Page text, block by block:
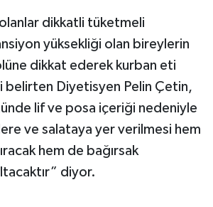
olanlar dikkatli tüketmeli
yüksekliği olan bireylerin
dikkat ederek kurban eti
Diyetisyen Pelin Çetin,
lif ve posa içeriği nedeniyle
ve salataya yer verilmesi hem
hem de bağırsak
diyor.